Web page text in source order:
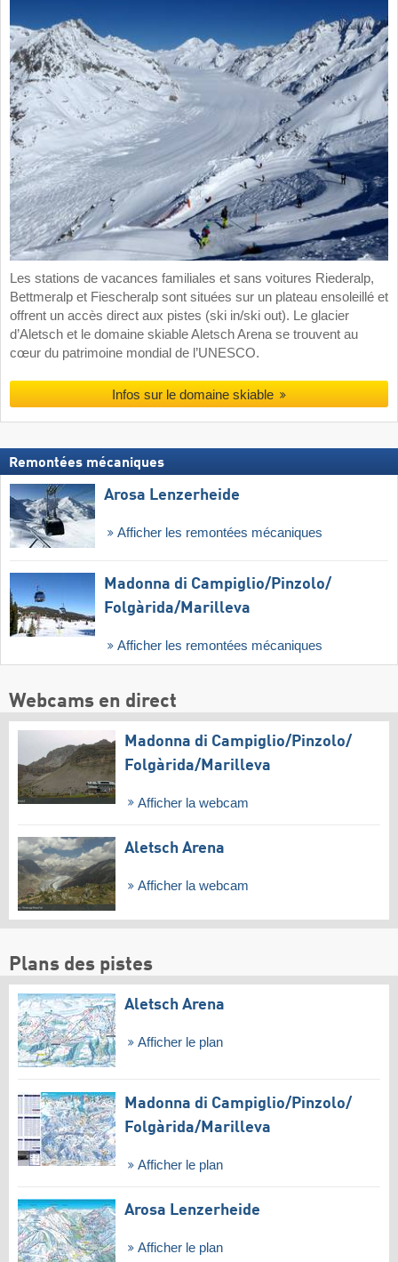
Les stations de vacances familiales et sans voitures Riederalp,
Bettmeralp et Fiescheralp sont situées sur un plateau ensoleillé et
offrent un accès direct aux pistes (ski in/ski out). Le glacier
d’Aletsch et le domaine skiable Aletsch Arena se trouvent au
cœur du patrimoine mondial de l’UNESCO.
Infos sur le domaine skiable
Remontées mécaniques
Arosa Lenzerheide
Afficher les remontées mécaniques
Madonna di Campiglio/​Pinzolo/​
Folgàrida/​Marilleva
Afficher les remontées mécaniques
Webcams en direct
Madonna di Campiglio/​Pinzolo/​
Folgàrida/​Marilleva
Afficher la webcam
Aletsch Arena
Afficher la webcam
Plans des pistes
Aletsch Arena
Afficher le plan
Madonna di Campiglio/​Pinzolo/​
Folgàrida/​Marilleva
Afficher le plan
Arosa Lenzerheide
Afficher le plan